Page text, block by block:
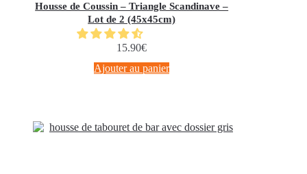
Housse de Coussin – Triangle Scandinave –
Lot de 2 (45x45cm)
15.90€
Ajouter au panier